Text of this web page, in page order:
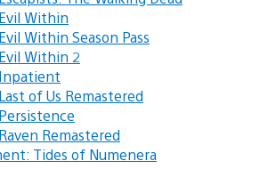
Within
Within Season Pass
Within 2
of Us Remastered
Remastered
Tides of Numenera